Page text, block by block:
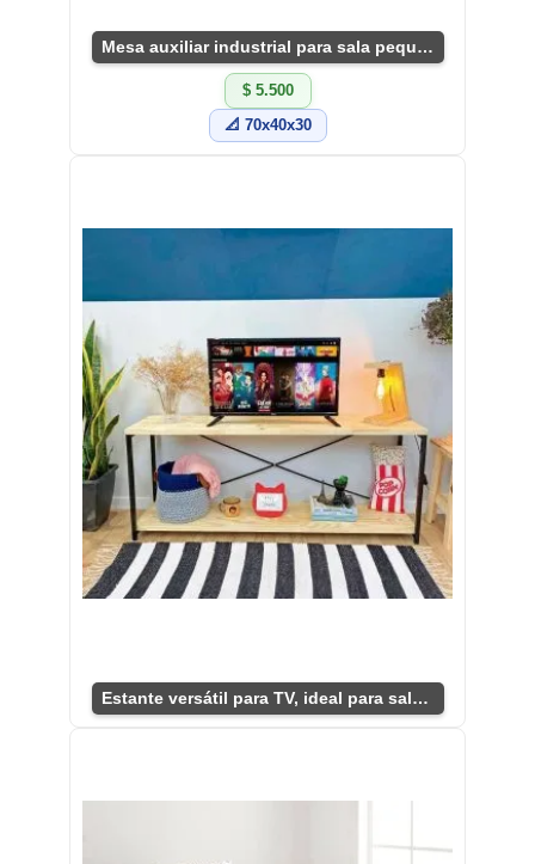
Mesa auxiliar industrial para sala pequeña
$ 5.500
📐 70x40x30
Estante versátil para TV, ideal para sala moderna